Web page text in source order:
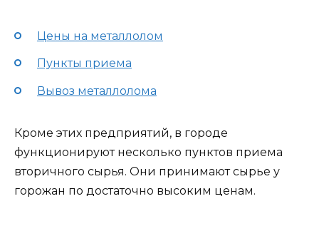
Цены на металлолом
Пункты приема
Вывоз металлолома
Кроме этих предприятий, в городе
функционируют несколько пунктов приема
вторичного сырья. Они принимают сырье у
горожан по достаточно высоким ценам.